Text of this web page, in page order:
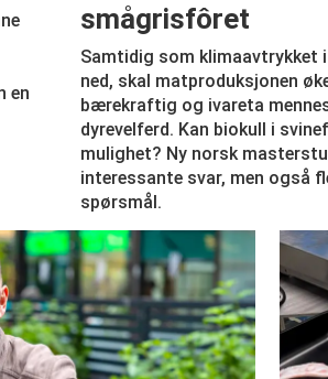
en
smågrisfôret
Samtidig som klimaavtrykket
ned, skal matproduksjonen
bærekraftig og ivareta
dyrevelferd. Kan biokull i
mulighet? Ny norsk
interessante svar, men også
spørsmål.